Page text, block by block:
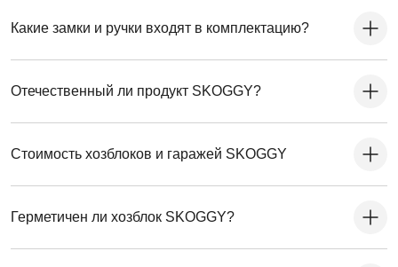
Какие замки и ручки входят в комплектацию?
Отечественный ли продукт SKOGGY?
Стоимость хозблоков и гаражей SKOGGY
Герметичен ли хозблок SKOGGY?